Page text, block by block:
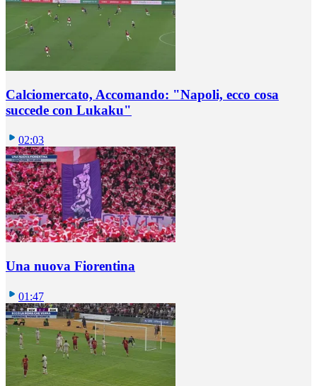
Calciomercato, Accomando: "Napoli, ecco cosa
succede con Lukaku"
02:03
Una nuova Fiorentina
01:47